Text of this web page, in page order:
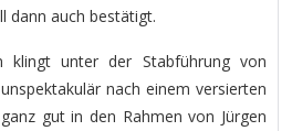
dann auch bestätigt.
klingt unter der Stabführung von
nach einem versierten
gut in den Rahmen von Jürgen